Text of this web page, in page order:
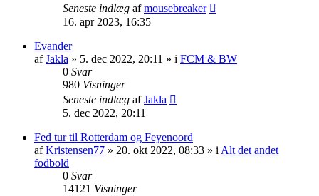
Seneste indlæg afmousebreaker
16. apr 2023, 16:35
Evander
afJakla » 5. dec 2022, 20:11 » i FCM & BW
0 Svar
980 Visninger
Seneste indlæg afJakla
5. dec 2022, 20:11
Fed tur til Rotterdam og Feyenoord
afKristensen77 » 20. okt 2022, 08:33 » i Alt det andet
fodbold
0 Svar
14121 Visninger